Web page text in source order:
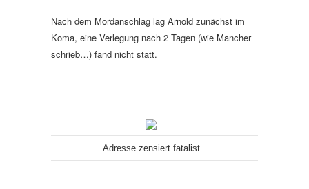
Nach dem Mordanschlag lag Arnold zunächst im
Koma, eine Verlegung nach 2 Tagen (wie Mancher
schrieb…) fand nicht statt.
Adresse zensiert fatalist